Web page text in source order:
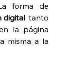
forma de
digital, tanto
la página
misma a la